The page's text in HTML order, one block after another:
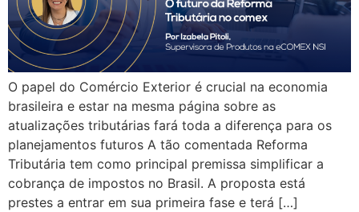
O papel do Comércio Exterior é crucial na economia
brasileira e estar na mesma página sobre as
atualizações tributárias fará toda a diferença para os
planejamentos futuros A tão comentada Reforma
Tributária tem como principal premissa simplificar a
cobrança de impostos no Brasil. A proposta está
prestes a entrar em sua primeira fase e terá […]